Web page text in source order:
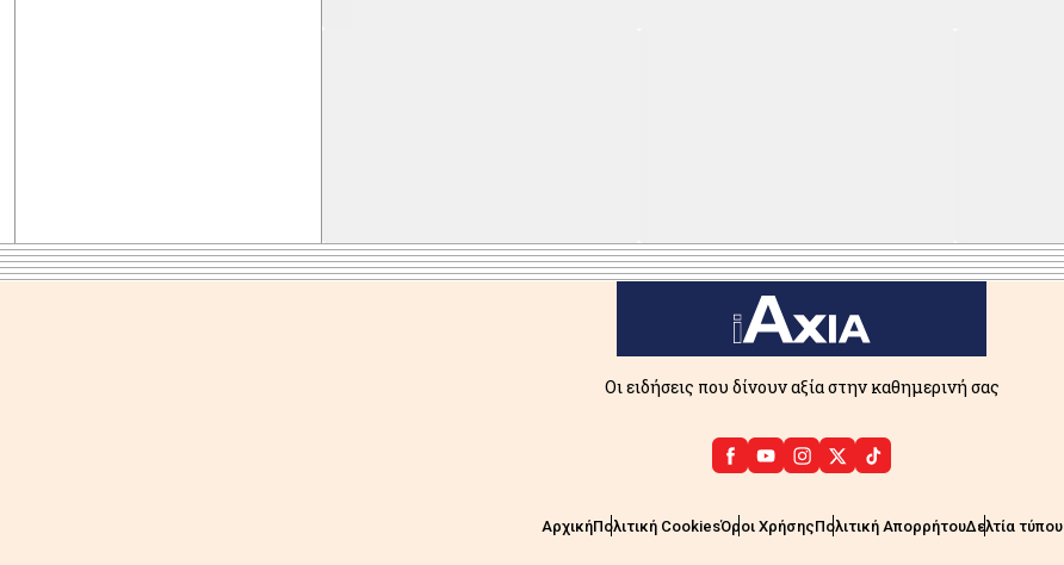
Οι ειδήσεις που δίνουν αξία στην καθημερινή σας
ΑρχικήΠολιτική CookiesΌροι ΧρήσηςΠολιτική ΑπορρήτουΔελτία τύπου